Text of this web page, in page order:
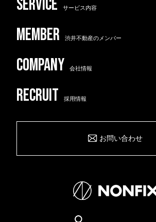
サービス内容
渋井不動産のメンバー
会社情報
採用情報
お問い合わせ